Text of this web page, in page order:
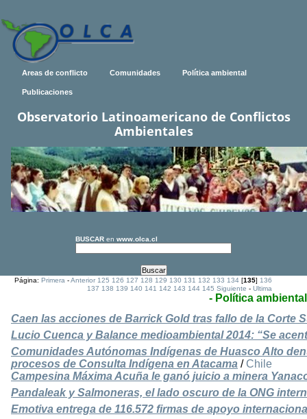
Areas de conflicto Comunidades Política ambiental
Publicaciones
Observatorio Latinoamericano de Conflictos
Ambientales
BUSCAR en www.olca.cl
Página:Primera -Anterior 125 126 127 128 129 130 131 132 133 134 [135]136
137 138 139 140 141 142 143 144 145 Siguiente -Ultima
- Política ambiental
Caen las acciones de Barrick Gold tras fallo de la Corte
Lucio Cuenca y Balance medioambiental 2014: “Se
Comunidades Autónomas Indígenas de Huasco Alto
procesos de Consulta Indígena en Atacama / Chile
Campesina Máxima Acuña le ganó juicio a minera
Pandaleak y Salmoneras, el lado oscuro de la ONG
Emotiva entrega de 116.572 firmas de apoyo